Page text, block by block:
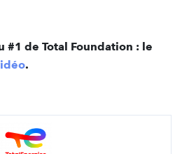
#1 de Total Foundation : le
.